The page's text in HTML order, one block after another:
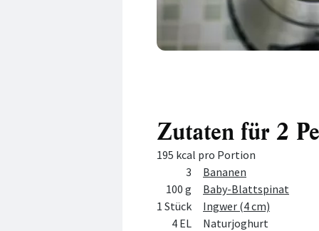
Zutaten für 2
195 kcal pro Portion
MengeZutat
3
Bananen
100 g
Baby-Blattspinat
1 Stück
Ingwer (4 cm)
4 EL
Naturjoghurt